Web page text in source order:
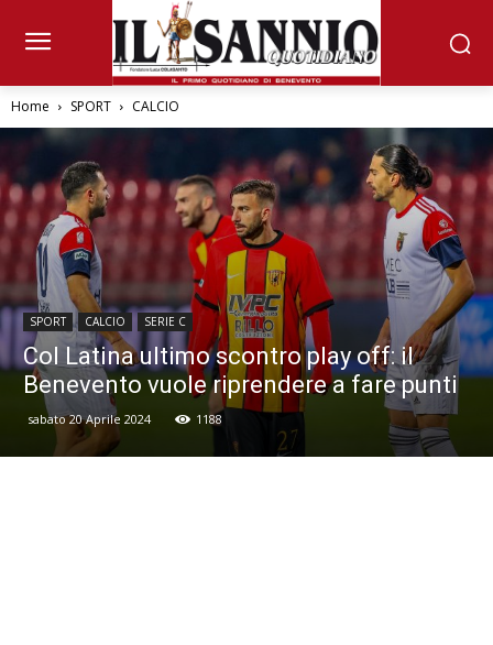
Home SPORT CALCIO
SPORT CALCIO SERIE C
Col Latina ultimo scontro play off: il
Benevento vuole riprendere a fare punti
sabato 20 Aprile 2024 1188